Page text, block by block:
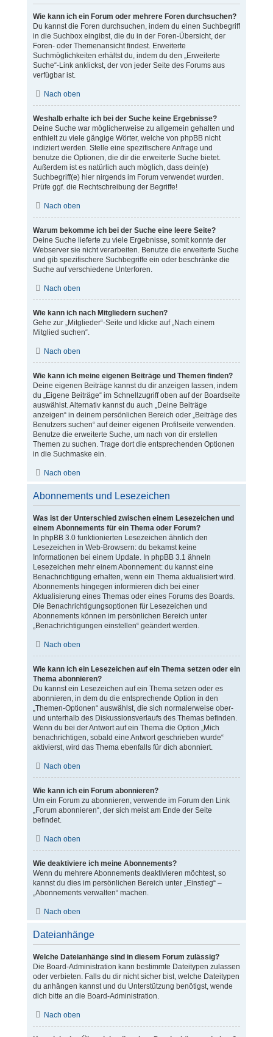
Wie kann ich ein Forum oder mehrere Foren durchsuchen?
Du kannst die Foren durchsuchen, indem du einen Suchbegriff
in die Suchbox eingibst, die du in der Foren-Übersicht, der
Foren- oder Themenansicht findest. Erweiterte
Suchmöglichkeiten erhältst du, indem du den „Erweiterte
Suche“-Link anklickst, der von jeder Seite des Forums aus
verfügbar ist.
Nach oben
Weshalb erhalte ich bei der Suche keine Ergebnisse?
Deine Suche war möglicherweise zu allgemein gehalten und
enthielt zu viele gängige Wörter, welche von phpBB nicht
indiziert werden. Stelle eine spezifischere Anfrage und
benutze die Optionen, die dir die erweiterte Suche bietet.
Außerdem ist es natürlich auch möglich, dass dein(e)
Suchbegriff(e) hier nirgends im Forum verwendet wurden.
Prüfe ggf. die Rechtschreibung der Begriffe!
Nach oben
Warum bekomme ich bei der Suche eine leere Seite?
Deine Suche lieferte zu viele Ergebnisse, somit konnte der
Webserver sie nicht verarbeiten. Benutze die erweiterte Suche
und gib spezifischere Suchbegriffe ein oder beschränke die
Suche auf verschiedene Unterforen.
Nach oben
Wie kann ich nach Mitgliedern suchen?
Gehe zur „Mitglieder“-Seite und klicke auf „Nach einem
Mitglied suchen“.
Nach oben
Wie kann ich meine eigenen Beiträge und Themen finden?
Deine eigenen Beiträge kannst du dir anzeigen lassen, indem
du „Eigene Beiträge“ im Schnellzugriff oben auf der Boardseite
auswählst. Alternativ kannst du auch „Deine Beiträge
anzeigen“ in deinem persönlichen Bereich oder „Beiträge des
Benutzers suchen“ auf deiner eigenen Profilseite verwenden.
Benutze die erweiterte Suche, um nach von dir erstellen
Themen zu suchen. Trage dort die entsprechenden Optionen
in die Suchmaske ein.
Nach oben
Abonnements und Lesezeichen
Was ist der Unterschied zwischen einem Lesezeichen und
einem Abonnements für ein Thema oder Forum?
In phpBB 3.0 funktionierten Lesezeichen ähnlich den
Lesezeichen in Web-Browsern: du bekamst keine
Informationen bei einem Update. In phpBB 3.1 ähneln
Lesezeichen mehr einem Abonnement: du kannst eine
Benachrichtigung erhalten, wenn ein Thema aktualisiert wird.
Abonnements hingegen informieren dich bei einer
Aktualisierung eines Themas oder eines Forums des Boards.
Die Benachrichtigungsoptionen für Lesezeichen und
Abonnements können im persönlichen Bereich unter
„Benachrichtigungen einstellen“ geändert werden.
Nach oben
Wie kann ich ein Lesezeichen auf ein Thema setzen oder ein
Thema abonnieren?
Du kannst ein Lesezeichen auf ein Thema setzen oder es
abonnieren, in dem du die entsprechende Option in den
„Themen-Optionen“ auswählst, die sich normalerweise ober-
und unterhalb des Diskussionsverlaufs des Themas befinden.
Wenn du bei der Antwort auf ein Thema die Option „Mich
benachrichtigen, sobald eine Antwort geschrieben wurde“
aktivierst, wird das Thema ebenfalls für dich abonniert.
Nach oben
Wie kann ich ein Forum abonnieren?
Um ein Forum zu abonnieren, verwende im Forum den Link
„Forum abonnieren“, der sich meist am Ende der Seite
befindet.
Nach oben
Wie deaktiviere ich meine Abonnements?
Wenn du mehrere Abonnements deaktivieren möchtest, so
kannst du dies im persönlichen Bereich unter „Einstieg“ –
„Abonnements verwalten“ machen.
Nach oben
Dateianhänge
Welche Dateianhänge sind in diesem Forum zulässig?
Die Board-Administration kann bestimmte Dateitypen zulassen
oder verbieten. Falls du dir nicht sicher bist, welche Dateitypen
du anhängen kannst und du Unterstützung benötigst, wende
dich bitte an die Board-Administration.
Nach oben